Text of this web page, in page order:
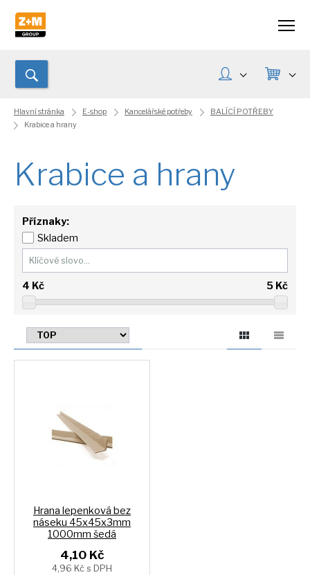
Hlavní stránka E-shop Kancelářské potřeby
BALÍCÍ POTŘEBY
Krabice a hrany
Krabice a hrany
Příznaky:
Skladem
4 Kč 5 Kč
Hrana lepenková bez
náseku 45x45x3mm
1000mm šedá
4,10 Kč
4,96 Kč s DPH